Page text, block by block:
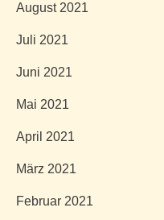
August 2021
Juli 2021
Juni 2021
Mai 2021
April 2021
März 2021
Februar 2021